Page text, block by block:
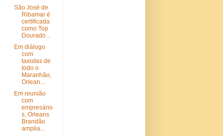
São José de
Ribamar é
certificada
como Top
Dourado...
Em diálogo
com
taxistas de
todo o
Maranhão,
Orlean...
Em reunião
com
empresário
s, Orleans
Brandão
amplia...